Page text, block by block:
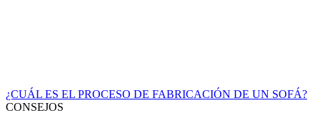
¿CUÁL ES EL PROCESO DE FABRICACIÓN DE UN SOFÁ?
CONSEJOS